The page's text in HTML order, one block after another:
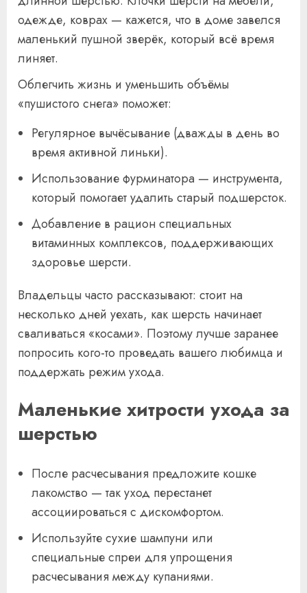
одежде, коврах — кажется, что в доме завелся
маленький пушной зверёк, который всё время
линяет.
Облегчить жизнь и уменьшить объёмы
«пушистого снега» поможет:
Регулярное вычёсывание (дважды в день во
время активной линьки).
Использование фурминатора — инструмента,
который помогает удалить старый подшерсток.
Добавление в рацион специальных
витаминных комплексов, поддерживающих
здоровье шерсти.
Владельцы часто рассказывают: стоит на
несколько дней уехать, как шерсть начинает
сваливаться «косами». Поэтому лучше заранее
попросить кого-то проведать вашего любимца и
поддержать режим ухода.
Маленькие хитрости ухода за
шерстью
После расчесывания предложите кошке
лакомство — так уход перестанет
ассоциироваться с дискомфортом.
Используйте сухие шампуни или
специальные спреи для упрощения
расчесывания между купаниями.